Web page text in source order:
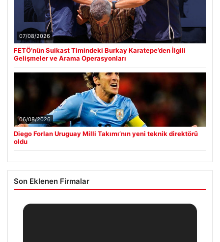
07/08/2026
FETÖ’nün Suikast Timindeki Burkay Karatepe’den İlgili
Gelişmeler ve Arama Operasyonları
06/08/2026
Diego Forlan Uruguay Milli Takımı’nın yeni teknik direktörü
oldu
Son Eklenen Firmalar